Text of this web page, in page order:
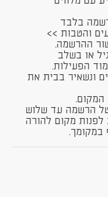
בלבד
והטבות >>
ההרשמה.
או בשלב
הפעילות.
ונשאיר בבית את
המקום.
הרשמה עד שלוש
מקום להורה
במקומך.